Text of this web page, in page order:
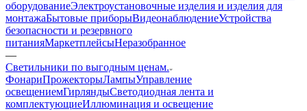
оборудованиеЭлектроустановочные изделия и изделия для
монтажаБытовые приборыВидеонаблюдениеУстройства
безопасности и резервного
питанияМаркетплейсыНеразобранное
—
Светильники по выгодным ценам.
ФонариПрожекторыЛампыУправление
освещениемГирляндыСветодиодная лента и
комплектующиеИллюминация и освещение